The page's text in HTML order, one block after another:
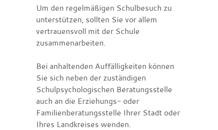
Um den regelmäßigen Schulbesuch zu
unterstützen, sollten Sie vor allem
vertrauensvoll mit der Schule
zusammenarbeiten.
Bei anhaltenden Auffälligkeiten können
Sie sich neben der zuständigen
Schulpsychologischen Beratungsstelle
auch an die Erziehungs- oder
Familienberatungsstelle Ihrer Stadt oder
Ihres Landkreises wenden.